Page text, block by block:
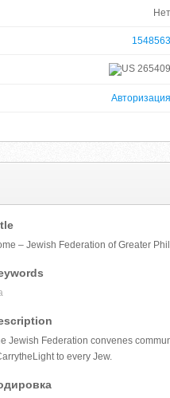
Нет
1548563
265409
Авторизация
– Jewish Federation of Greater
Jewish Federation convenes
to every Jew.